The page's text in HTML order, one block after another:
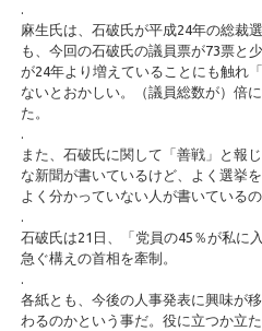
.
麻生氏は、石破氏が平成24年の総裁
も、今回の石破氏の議員票が73票と
が24年より増えていることにも触れ
ないとおかしい。（議員総数が）倍
た。
.
また、石破氏に関して「善戦」と報
な新聞が書いているけど、よく選挙
よく分かっていない人が書いている
.
石破氏は21日、「党員の45％が私に
急ぐ構えの首相を牽制。
.
各紙とも、今後の人事発表に興味が
わるのかという事だ。役に立つか立